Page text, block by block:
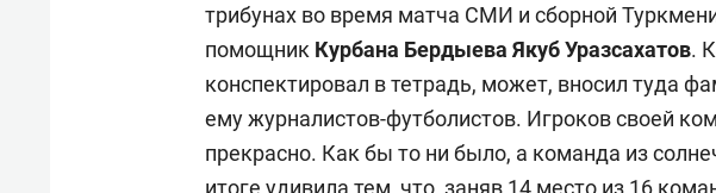
трибунах во время матча СМИ и сборной
помощник Курбана Бердыева Якуб Уразсахатов.
конспектировал в тетрадь, может, вносил туда
ему журналистов-футболистов. Игроков своей
прекрасно. Как бы то ни было, а команда из
итоге удивила тем, что, заняв 14 место из 16